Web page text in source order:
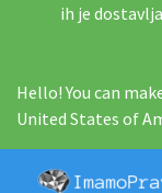
ih je
Hello! You can
United States of